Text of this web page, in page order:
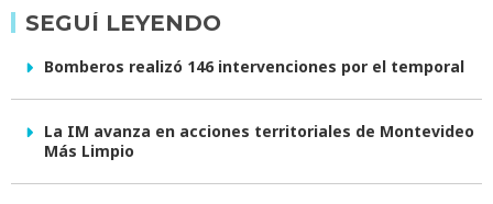
SEGUÍ LEYENDO
Bomberos realizó 146 intervenciones por el temporal
La IM avanza en acciones territoriales de Montevideo
Más Limpio